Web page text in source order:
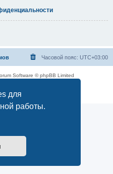
для
работы.
Часовой пояс: UTC+03:00
Software © phpBB Limited
|Правила